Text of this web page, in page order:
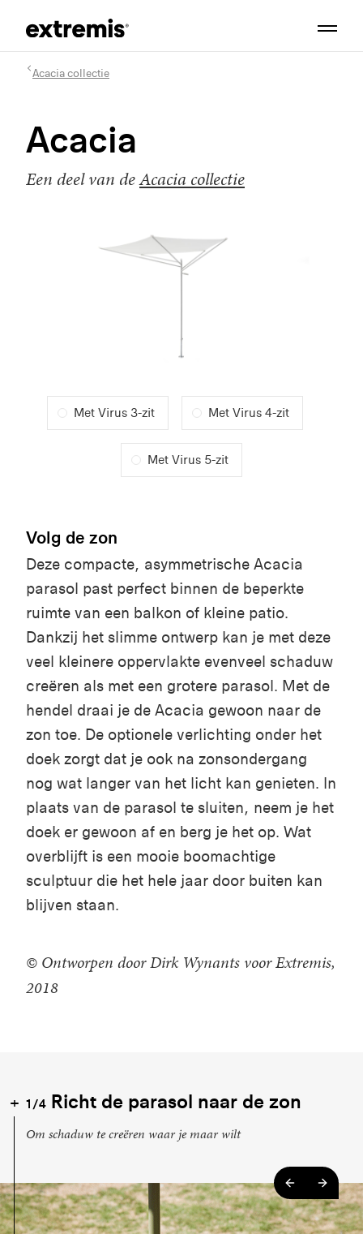
Acacia collectie
Acacia
Een deel van deAcacia collectie
Met Virus 3-zit Met Virus 4-zit
Met Virus 5-zit
Volg de zon
Deze compacte, asymmetrische Acacia
parasol past perfect binnen de beperkte
ruimte van een balkon of kleine patio.
Dankzij het slimme ontwerp kan je met deze
veel kleinere oppervlakte evenveel schaduw
creëren als met een grotere parasol. Met de
hendel draai je de Acacia gewoon naar de
zon toe. De optionele verlichting onder het
doek zorgt dat je ook na zonsondergang
nog wat langer van het licht kan genieten. In
plaats van de parasol te sluiten, neem je het
doek er gewoon af en berg je het op. Wat
overblijft is een mooie boomachtige
sculptuur die het hele jaar door buiten kan
blijven staan.
© Ontworpen door Dirk Wynants voor Extremis,
2018
1/4 Richt de parasol naar de zon
Om schaduw te creëren waar je maar wilt